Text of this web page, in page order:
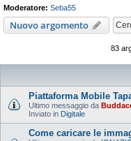
Moderatore: Seba55
Nuovo argomento
83
Piattaforma Mobile
Ultimo messaggio da
Inviato in Digitale
Come caricare le